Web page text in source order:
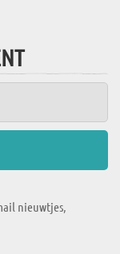
nieuwtjes,